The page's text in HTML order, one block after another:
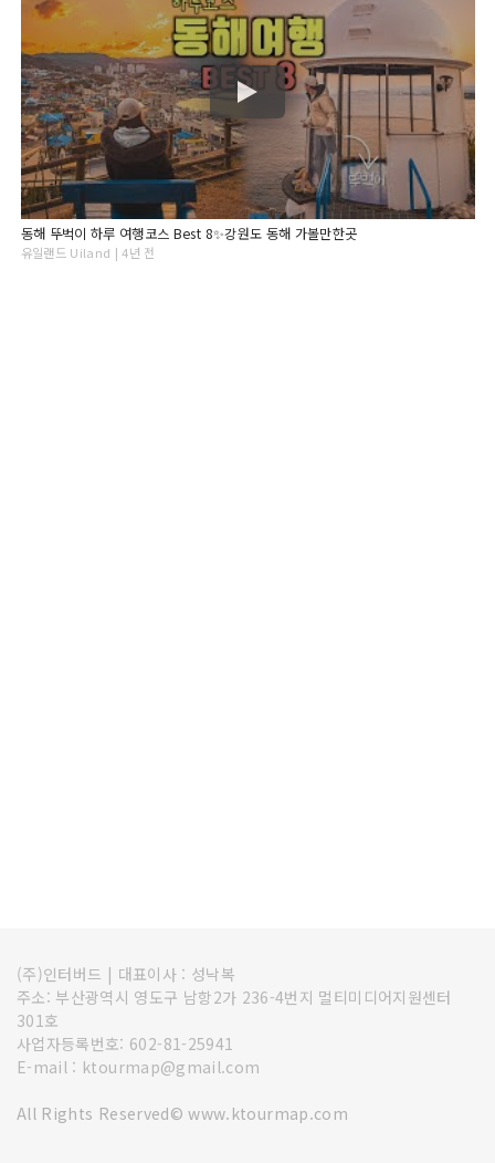
동해 뚜벅이 하루 여행코스 Best 8✨강원도 동해 가볼만한곳
유일랜드 Uiland | 4년 전
(주)인터버드 | 대표이사 : 성낙복
주소: 부산광역시 영도구 남항2가 236-4번지 멀티미디어지원센터
301호
사업자등록번호: 602-81-25941
E-mail : ktourmap@gmail.com
All Rights Reserved© www.ktourmap.com